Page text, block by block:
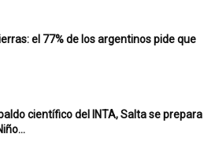
el 77% de los argentinos pide que
científico del INTA, Salta se prepara